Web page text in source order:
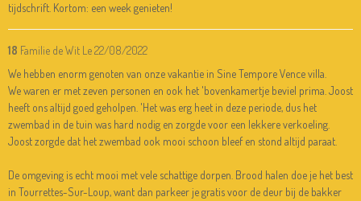
tijdschrift. Kortom: een week genieten!
18 Familie de Wit Le 22/08/2022
We hebben enorm genoten van onze vakantie in Sine Tempore Vence villa.
We waren er met zeven personen en ook het 'bovenkamertje beviel prima. Joost
heeft ons altijd goed geholpen. 'Het was erg heet in deze periode, dus het
zwembad in de tuin was hard nodig en zorgde voor een lekkere verkoeling.
Joost zorgde dat het zwembad ook mooi schoon bleef en stond altijd paraat.
De omgeving is echt mooi met vele schattige dorpen. Brood halen doe je het best
in Tourrettes-Sur-Loup, want dan parkeer je gratis voor de deur bij de bakker